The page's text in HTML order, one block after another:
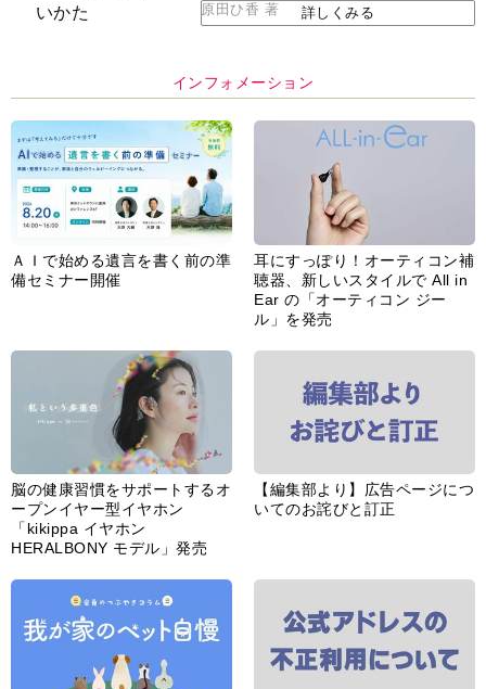
原田ひ香 著 詳しくみる
インフォメーション
ＡＩで始める遺言を書く前の準
備セミナー開催
耳にすっぽり！オーティコン補
聴器、新しいスタイルで All in
Ear の「オーティコン ジー
ル」を発売
脳の健康習慣をサポートするオ
ープンイヤー型イヤホン
「kikippa イヤホン
HERALBONY モデル」発売
【編集部より】広告ページにつ
いてのお詫びと訂正